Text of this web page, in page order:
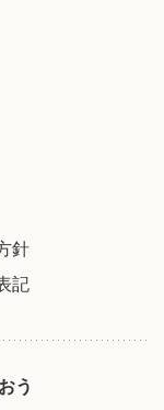
針
記
う